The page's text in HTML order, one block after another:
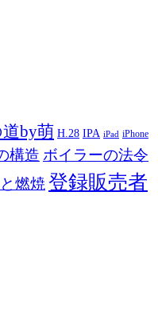
by萌 H.28 IPA iPad iPhone
構造 ボイラーの法令
燃焼 登録販売者